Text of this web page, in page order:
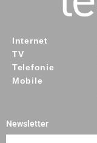
Internet
TV
Telefonie
Mobile
Newsletter